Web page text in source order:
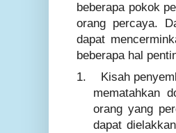
beberapa pokok
orang percaya.
dapat
beberapa hal
1.
Kisah
mematahkan
orang yang
dapat